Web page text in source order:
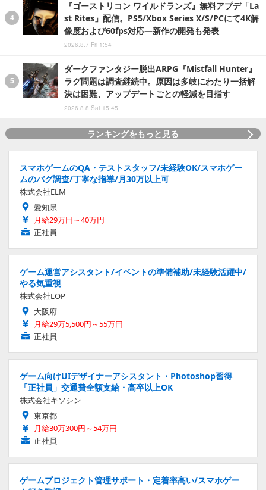
『ゴーストリコン ワイルドランズ』無料アプデ「La
st Rites」配信。PS5/Xbox Series X/S/PCにて4K解
像度および60fps対応―新作の開発も発表
2026.8.7 Fri 1:54
ダークファンタジー脱出ARPG『Mistfall Hunter』
ラグ問題は調査継続中。原因は多岐にわたり一括解
決は困難、アップデートごとの軽減を目指す
2026.8.8 Sat 15:45
ランキングをもっと見る
スマホゲームのQA・テストスタッフ/未経験OK/スマホゲー
ムのバグ調査/丁寧な指導/月30万以上可
株式会社ELM
愛知県
月給29万円～40万円
正社員
ゲーム運営アシスタント/イベントの準備補助/未経験活躍中/
やる気重視
株式会社LOP
大阪府
月給29万5,500円～55万円
正社員
ゲーム向けUIデザイナーアシスタント・Photoshop習得
「正社員」交通費全額支給・高卒以上OK
株式会社キソシン
東京都
月給30万300円～54万円
正社員
ゲームプロジェクト管理サポート・定着率高い/スマホゲー